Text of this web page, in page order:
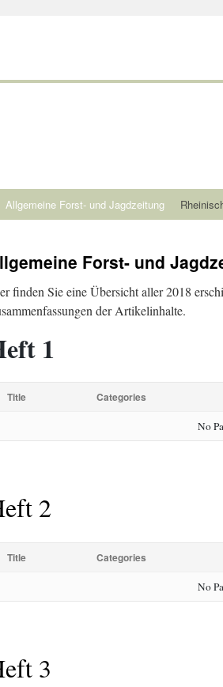
Allgemeine Forst- und Jagdzeitung
Forst- und
finden Sie eine Übersicht aller 2018
der Artikelinhalte.
1
Title Categories
No
2
Title Categories
No
3